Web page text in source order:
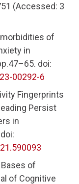
(Accessed: 3
of
in
doi:
00292-6
Fingerprints
Persist
in
Bases of
of Cognitive